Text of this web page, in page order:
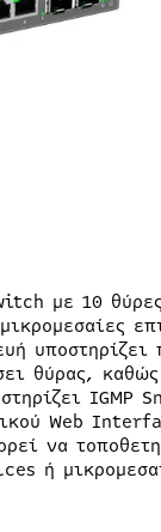
με 10
υποστηρίζει
θύρας,
IGMP
Web
να
ή